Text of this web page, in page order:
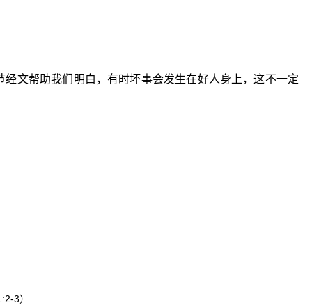
经文帮助我们明白，有时坏事会发生在好人身上，这不一定
3）